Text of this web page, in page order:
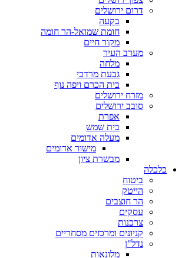
דרום ירושלים
בקעה
חומת שמואל-הר חומה
מקור חיים
מערב העיר
מלחה
גבעת מרדכי
בית הכרם ויפה נוף
מזרח ירושלים
סובב ירושלים
אפרת
בית שמש
מעלה אדומים
מישור אדומים
מבשרת ציון
כלכלה
ביטוח
הייטק
הר חוצבים
עסקים
צרכנות
קניונים ומרכזים מסחריים
נדל"ן
מלונאות